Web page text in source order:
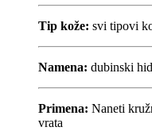
Tip kože: svi tipovi
Namena: dubinski
Primena: Naneti
vrata